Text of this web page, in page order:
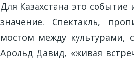
Для Казахстана это
значение. Спектакль,
мостом между культурами,
Арольд Давид, «живая